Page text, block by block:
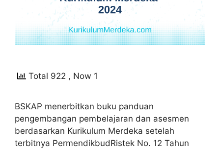
Total 922 , Now 1
BSKAP menerbitkan buku panduan
pengembangan pembelajaran dan asesmen
berdasarkan Kurikulum Merdeka setelah
terbitnya PermendikbudRistek No. 12 Tahun